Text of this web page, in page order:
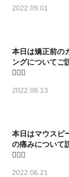
2022.09.01
本日は矯正前の
ングについてご
💁🏻‍♀️
2022.08.13
本日はマウスピ
の痛みについて
💁🏻‍♀️
2022.06.21